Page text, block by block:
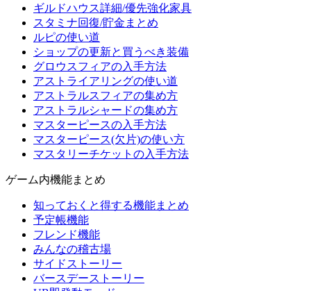
ギルドハウス詳細/優先強化家具
スタミナ回復/貯金まとめ
ルピの使い道
ショップの更新と買うべき装備
グロウスフィアの入手方法
アストライアリングの使い道
アストラルスフィアの集め方
アストラルシャードの集め方
マスターピースの入手方法
マスターピース(欠片)の使い方
マスタリーチケットの入手方法
ゲーム内機能まとめ
知っておくと得する機能まとめ
予定帳機能
フレンド機能
みんなの稽古場
サイドストーリー
バースデーストーリー